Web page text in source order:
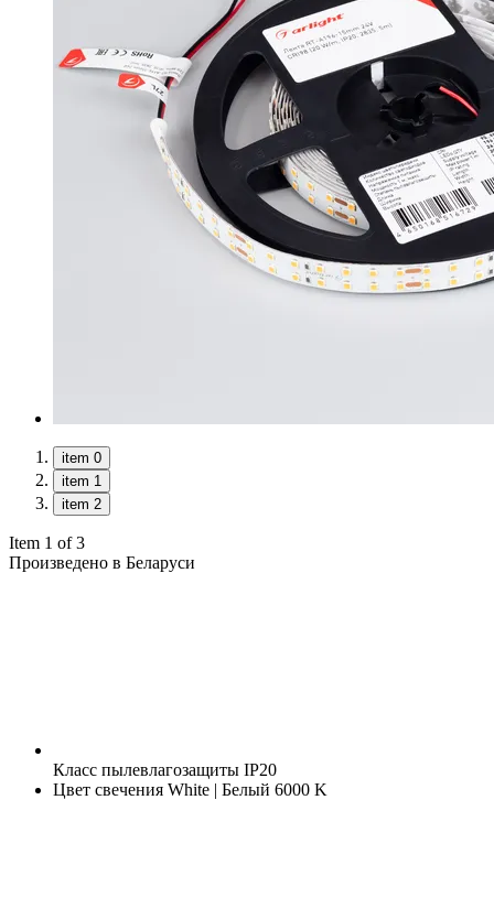
item 0
item 1
item 2
Item 1 of 3
Произведено в Беларуси
Класс пылевлагозащиты IP20
Цвет свечения White | Белый 6000 K